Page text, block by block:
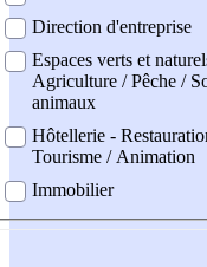
Direction d'entreprise
Espaces verts et
Agriculture / Pêche /
animaux
Hôtellerie -
Tourisme / Animation
Immobilier